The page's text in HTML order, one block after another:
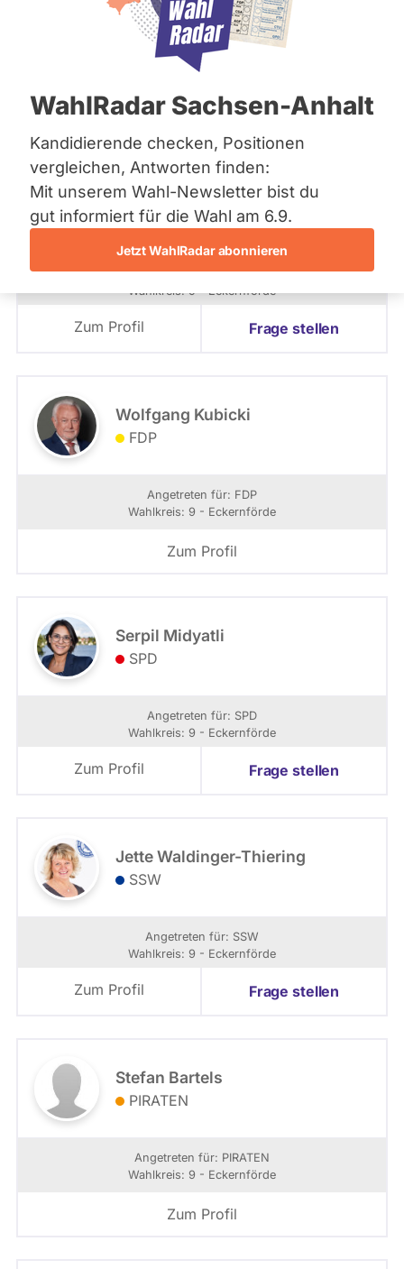
Bremen
Hamburg
Mecklenburg-Vorpommern
Nordrhein-Westfalen
Saarland
Sachsen
Sachsen-Anhalt
Sachsen-Anhalt
Schleswig-Holstein
Thüringen
Archiv
Über uns
WahlRadar Sachsen-Anhalt
Kandidierende checken, Positionen
vergleichen, Antworten finden:
Mit unserem Wahl-Newsletter bist du
gut informiert für die Wahl am 6.9.
Jetzt WahlRadar abonnieren
9 - Eckernförde
Listenposition
9 - Eckernförde
Daniel Günther
CDU
Angetreten für: CDU
Wahlkreis: 9 - Eckernförde
Zum Profil Frage stellen
Wolfgang Kubicki
FDP
Angetreten für: FDP
Wahlkreis: 9 - Eckernförde
Zum Profil
Serpil Midyatli
SPD
Angetreten für: SPD
Wahlkreis: 9 - Eckernförde
Zum Profil Frage stellen
Jette Waldinger-Thiering
SSW
Angetreten für: SSW
Wahlkreis: 9 - Eckernförde
Zum Profil Frage stellen
Stefan Bartels
PIRATEN
Angetreten für: PIRATEN
Wahlkreis: 9 - Eckernförde
Zum Profil